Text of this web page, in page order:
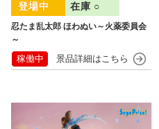
忍たま乱太郎 ほわぬい～火薬委員会
～
在庫 ○
稼働中